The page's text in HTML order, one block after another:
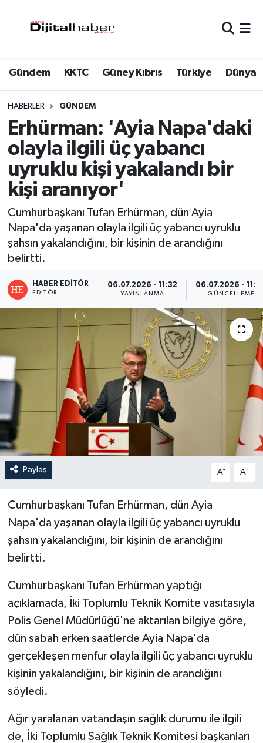
Gündem KKTC Güney Kıbrıs Türkiye Dünya
HABERLER GÜNDEM
Erhürman: 'Ayia Napa'daki
olayla ilgili üç yabancı
uyruklu kişi yakalandı bir
kişi aranıyor'
Cumhurbaşkanı Tufan Erhürman, dün Ayia
Napa'da yaşanan olayla ilgili üç yabancı uyruklu
şahsın yakalandığını, bir kişinin de arandığını
belirtti.
HABER EDITÖR
EDITÖR
06.07.2026 - 11:32
YAYINLANMA
06.07.2026 -
GÜNCELLEME
Paylaş A- A+
Cumhurbaşkanı Tufan Erhürman, dün Ayia
Napa'da yaşanan olayla ilgili üç yabancı uyruklu
şahsın yakalandığını, bir kişinin de arandığını
belirtti.
Cumhurbaşkanı Tufan Erhürman yaptığı
açıklamada, İki Toplumlu Teknik Komite vasıtasıyla
Polis Genel Müdürlüğü'ne aktarılan bilgiye göre,
dün sabah erken saatlerde Ayia Napa'da
gerçekleşen menfur olayla ilgili üç yabancı uyruklu
kişinin yakalandığını, bir kişinin de arandığını
söyledi.
Ağır yaralanan vatandaşın sağlık durumu ile ilgili
de, İki Toplumlu Sağlık Teknik Komitesi başkanları
Trafik Durumu
Süper Lig Puan Durumu ve Fikstür
Tüm Manşetler
Son Dakika Haberleri
Haber Arşivi